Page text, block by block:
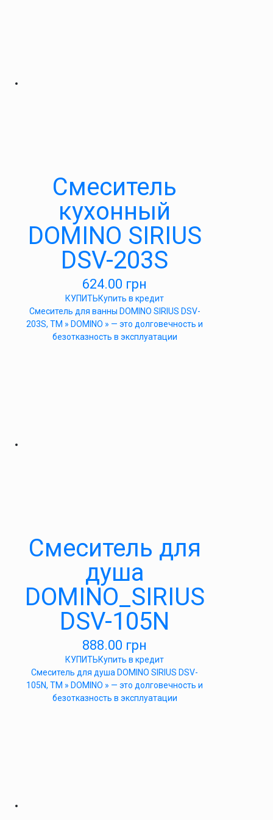
Смеситель
кухонный
DOMINO SIRIUS
DSV-203S
624.00 грн
КУПИТЬКупить в кредит
Cмеситель для ванны DOMINO SIRIUS DSV-
203S, ТМ » DOMINO » — это долговечность и
безотказность в эксплуатации
Cмеситель для
душа
DOMINO_SIRIUS
DSV-105N
888.00 грн
КУПИТЬКупить в кредит
Cмеситель для душа DOMINO SIRIUS DSV-
105N, ТМ » DOMINO » — это долговечность и
безотказность в эксплуатации